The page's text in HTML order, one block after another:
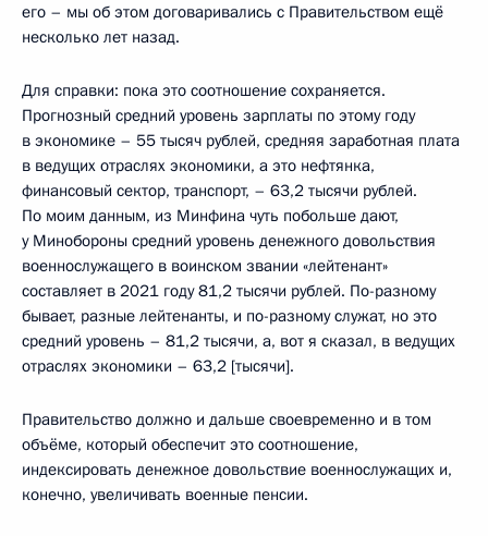
его – мы об этом договаривались с Правительством ещё
несколько лет назад.
Для справки: пока это соотношение сохраняется.
Прогнозный средний уровень зарплаты по этому году
в экономике – 55 тысяч рублей, средняя заработная плата
в ведущих отраслях экономики, а это нефтянка,
финансовый сектор, транспорт, – 63,2 тысячи рублей.
По моим данным, из Минфина чуть побольше дают,
у Минобороны средний уровень денежного довольствия
военнослужащего в воинском звании «лейтенант»
составляет в 2021 году 81,2 тысячи рублей. По-разному
бывает, разные лейтенанты, и по-разному служат, но это
средний уровень – 81,2 тысячи, а, вот я сказал, в ведущих
отраслях экономики – 63,2 [тысячи].
Правительство должно и дальше своевременно и в том
объёме, который обеспечит это соотношение,
индексировать денежное довольствие военнослужащих и,
конечно, увеличивать военные пенсии.